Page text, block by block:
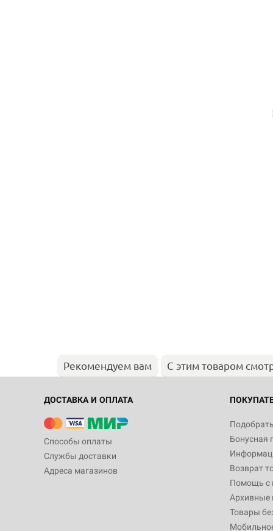
Рекомендуем вам С этим товаром
ДОСТАВКА И ОПЛАТА
Способы оплаты
Службы доставки
Адреса магазинов
Бонусная
Возврат
Помощь с
Архивные
Товары